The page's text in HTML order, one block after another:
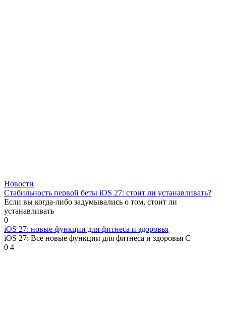
Новости
Стабильность первой беты iOS 27: стоит ли устанавливать?
Если вы когда-либо задумывались о том, стоит ли
устанавливать
0
iOS 27: новые функции для фитнеса и здоровья
iOS 27: Все новые функции для фитнеса и здоровья С
0 4